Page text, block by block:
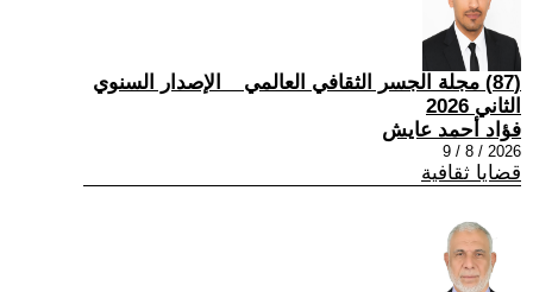
(87) مجلة الجسر الثقافي العالمي _ الإصدار السنوي
الثاني 2026
فؤاد أحمد عايش
2026 / 8 / 9
قضايا ثقافية